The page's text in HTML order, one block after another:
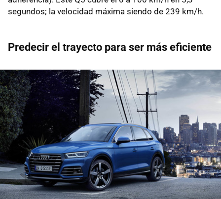
segundos; la velocidad máxima siendo de 239 km/h.
Predecir el trayecto para ser más eficiente